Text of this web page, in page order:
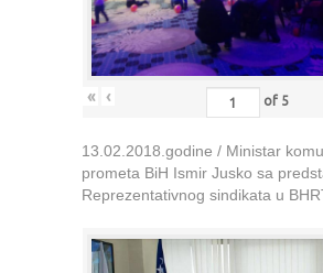
« ‹ of 5
13.02.2018.godine / Ministar
prometa BiH Ismir Jusko sa
Reprezentativnog sindikata u